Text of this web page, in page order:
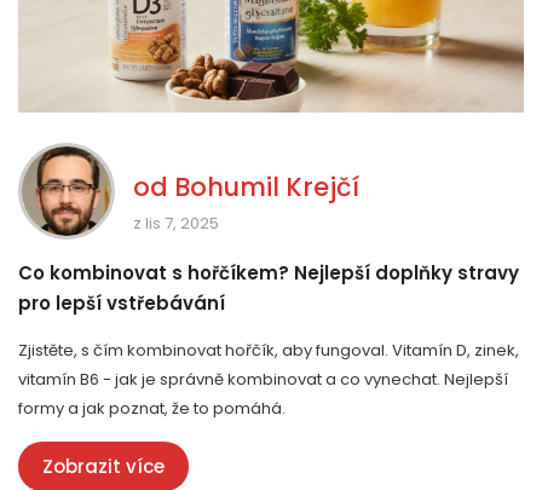
od Bohumil Krejčí
z lis 7, 2025
Co kombinovat s hořčíkem? Nejlepší doplňky stravy
pro lepší vstřebávání
Zjistěte, s čím kombinovat hořčík, aby fungoval. Vitamín D, zinek,
vitamín B6 - jak je správně kombinovat a co vynechat. Nejlepší
formy a jak poznat, že to pomáhá.
Zobrazit více